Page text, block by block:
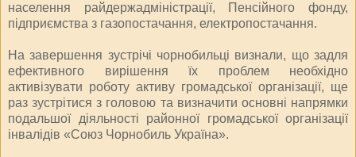
населення райдержадміністрації, Пенсійного фонду,
підприємства з газопостачання, електропостачання.
На завершення зустрічі чорнобильці визнали, що задля
ефективного вирішення їх проблем необхідно
активізувати роботу активу громадської організації, ще
раз зустрітися з головою та визначити основні напрямки
подальшої діяльності районної громадської організації
інвалідів «Союз Чорнобиль Україна».